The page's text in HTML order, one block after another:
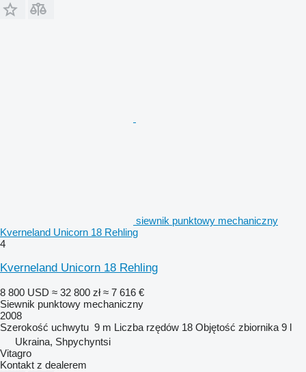
siewnik punktowy mechaniczny
Kverneland Unicorn 18 Rehling
4
Kverneland Unicorn 18 Rehling
8 800 USD ≈ 32 800 zł ≈ 7 616 €
Siewnik punktowy mechaniczny
2008
Szerokość uchwytu 9 m Liczba rzędów 18 Objętość zbiornika 9 l
Ukraina, Shpychyntsi
Vitagro
Kontakt z dealerem